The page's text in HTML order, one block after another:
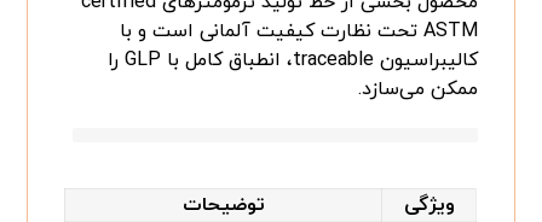
ASTM تحت نظارت کیفیت آلمانی است و با
کالیبراسیون traceable، انطباق کامل با GLP را
ممکن می‌سازد.
ویژگی
توضیحات